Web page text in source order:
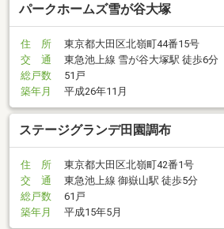
パークホームズ雪が谷大塚
住 所
東京都大田区北嶺町44番15号
交 通
東急池上線 雪が谷大塚駅 徒歩6分
総戸数
51戸
築年月
平成26年11月
ステージグランデ田園調布
住 所
東京都大田区北嶺町42番1号
交 通
東急池上線 御嶽山駅 徒歩5分
総戸数
61戸
築年月
平成15年5月